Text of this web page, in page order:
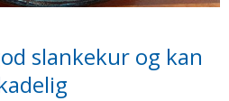
slankekur og kan